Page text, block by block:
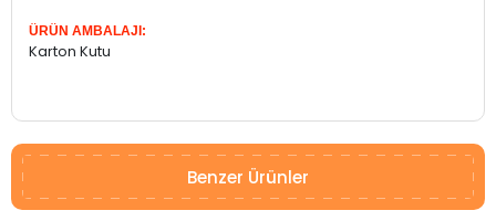
ÜRÜN AMBALAJI:
Karton Kutu
Benzer Ürünler